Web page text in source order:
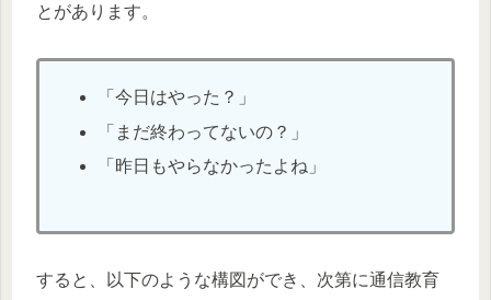
とがあります。
「今日はやった？」
「まだ終わってないの？」
「昨日もやらなかったよね」
すると、以下のような構図ができ、次第に通信教育